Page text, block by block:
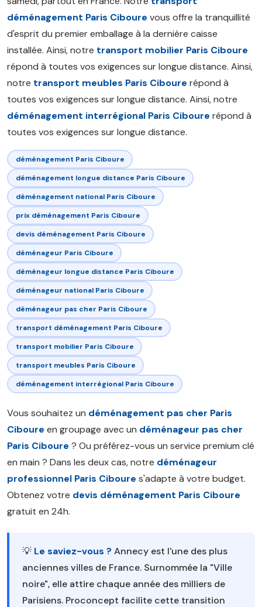
déménagement Paris Ciboure vous offre la tranquillité
d'esprit du premier emballage à la dernière caisse
installée. Ainsi, notre transport mobilier Paris Ciboure
répond à toutes vos exigences sur longue distance. Ainsi,
notre transport meubles Paris Ciboure répond à
toutes vos exigences sur longue distance. Ainsi, notre
déménagement interrégional Paris Ciboure répond à
toutes vos exigences sur longue distance.
déménagement Paris Ciboure
déménagement longue distance Paris Ciboure
déménagement national Paris Ciboure
prix déménagement Paris Ciboure
devis déménagement Paris Ciboure
déménageur Paris Ciboure
déménageur longue distance Paris Ciboure
déménageur national Paris Ciboure
déménageur pas cher Paris Ciboure
transport déménagement Paris Ciboure
transport mobilier Paris Ciboure
transport meubles Paris Ciboure
déménagement interrégional Paris Ciboure
Vous souhaitez un déménagement pas cher Paris
Ciboure en groupage avec un déménageur pas cher
Paris Ciboure ? Ou préférez-vous un service premium clé
en main ? Dans les deux cas, notre déménageur
professionnel Paris Ciboure s'adapte à votre budget.
Obtenez votre devis déménagement Paris Ciboure
gratuit en 24h.
💡 Le saviez-vous ? Annecy est l'une des plus
anciennes villes de France. Surnommée la "Ville
noire", elle attire chaque année des milliers de
Parisiens. Proconcept facilite cette transition